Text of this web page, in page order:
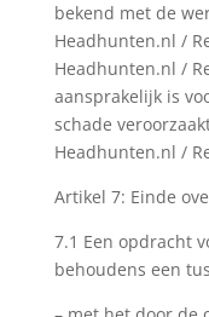
bekend met de
Headhunten.nl /
Headhunten.nl /
aansprakelijk is
schade
Headhunten.nl /
Artikel 7: Einde
7.1 Een opdracht
behoudens een